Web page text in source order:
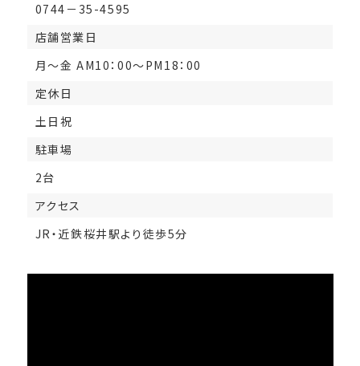
0744－35-4595
店舗営業日
月～金 AM10：00～PM18：00
定休日
土日祝
駐車場
2台
アクセス
JR・近鉄桜井駅より徒歩5分